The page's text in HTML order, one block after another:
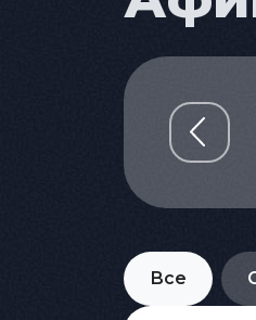
Пт.
02
Все